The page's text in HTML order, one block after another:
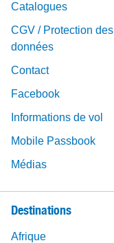
Catalogues
CGV / Protection des
données
Contact
Facebook
Informations de vol
Mobile Passbook
Médias
Destinations
Afrique